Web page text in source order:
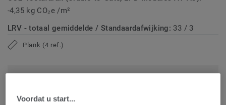
-4,35 kg CO₂e /m²
LRV - totaal gemiddelde / Standaardafwijking: 33 / 3
Plank (4 ref.)
Voordat u start...